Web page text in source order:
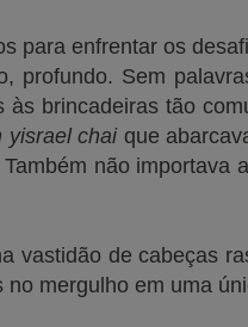
para enfrentar os
profundo. Sem
às brincadeiras tão
yisrael chaique
não importava
vastidão de cabeças
mergulho em uma